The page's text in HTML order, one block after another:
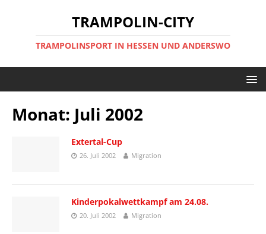
TRAMPOLIN-CITY
TRAMPOLINSPORT IN HESSEN UND ANDERSWO
Monat: Juli 2002
Extertal-Cup
26. Juli 2002 Migration
Kinderpokalwettkampf am 24.08.
20. Juli 2002 Migration